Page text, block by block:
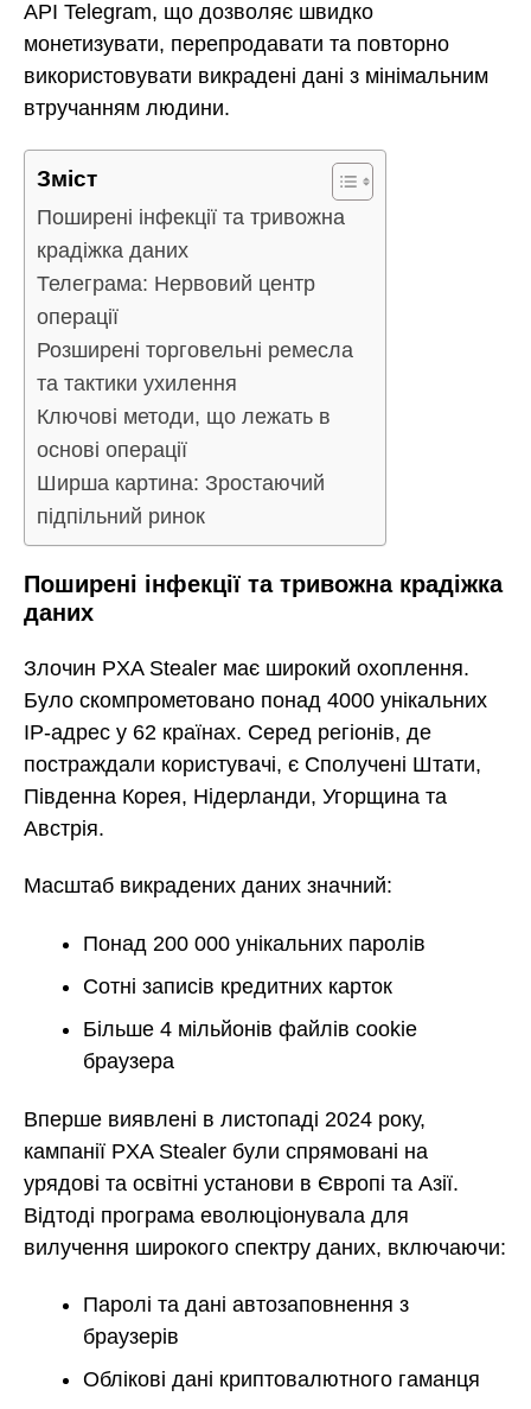
API Telegram, що дозволяє швидко
монетизувати, перепродавати та повторно
використовувати викрадені дані з мінімальним
втручанням людини.
Зміст
Поширені інфекції та тривожна
крадіжка даних
Телеграма: Нервовий центр
операції
Розширені торговельні ремесла
та тактики ухилення
Ключові методи, що лежать в
основі операції
Ширша картина: Зростаючий
підпільний ринок
Поширені інфекції та тривожна крадіжка
даних
Злочин PXA Stealer має широкий охоплення.
Було скомпрометовано понад 4000 унікальних
IP-адрес у 62 країнах. Серед регіонів, де
постраждали користувачі, є Сполучені Штати,
Південна Корея, Нідерланди, Угорщина та
Австрія.
Масштаб викрадених даних значний:
Понад 200 000 унікальних паролів
Сотні записів кредитних карток
Більше 4 мільйонів файлів cookie
браузера
Вперше виявлені в листопаді 2024 року,
кампанії PXA Stealer були спрямовані на
урядові та освітні установи в Європі та Азії.
Відтоді програма еволюціонувала для
вилучення широкого спектру даних, включаючи:
Паролі та дані автозаповнення з
браузерів
Облікові дані криптовалютного гаманця